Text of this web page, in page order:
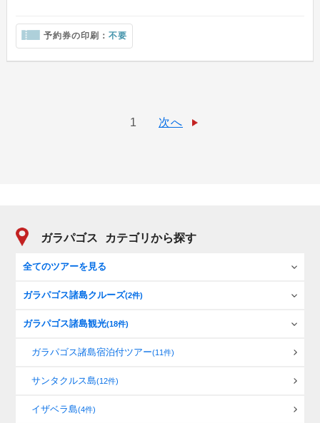
予約券の印刷： 不要
1 次へ
ガラパゴス カテゴリから探す
全てのツアーを見る
ガラパゴス諸島クルーズ(2件)
ガラパゴス諸島観光(18件)
ガラパゴス諸島宿泊付ツアー(11件)
サンタクルス島(12件)
イザベラ島(4件)